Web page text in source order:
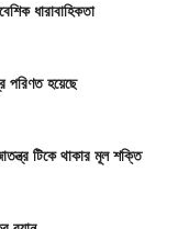
ধারাবাহিকতা
পরিণত হয়েছে
টিকে থাকার মূল শক্তি